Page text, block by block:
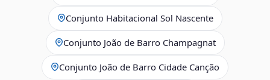
Conjunto Habitacional Sol Nascente
Conjunto João de Barro Champagnat
Conjunto João de Barro Cidade Canção